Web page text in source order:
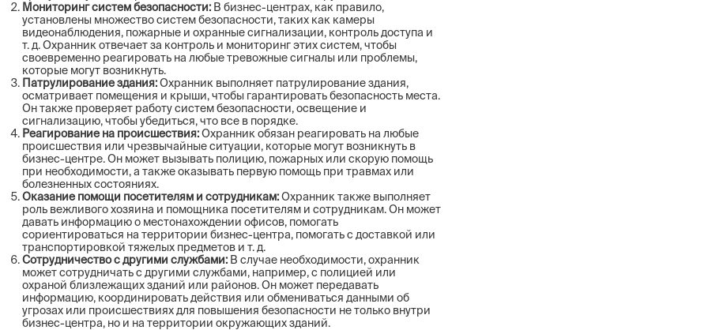
Мониторинг систем безопасности: В бизнес-центрах, как правило,
установлены множество систем безопасности, таких как камеры
видеонаблюдения, пожарные и охранные сигнализации, контроль доступа и
т. д. Охранник отвечает за контроль и мониторинг этих систем, чтобы
своевременно реагировать на любые тревожные сигналы или проблемы,
которые могут возникнуть.
Патрулирование здания:Охранник выполняет патрулирование здания,
осматривает помещения и крыши, чтобы гарантировать безопасность места.
Он также проверяет работу систем безопасности, освещение и
сигнализацию, чтобы убедиться, что все в порядке.
Реагирование на происшествия:Охранник обязан реагировать на любые
происшествия или чрезвычайные ситуации, которые могут возникнуть в
бизнес-центре. Он может вызывать полицию, пожарных или скорую помощь
при необходимости, а также оказывать первую помощь при травмах или
болезненных состояниях.
Оказание помощи посетителям и сотрудникам:Охранник также выполняет
роль вежливого хозяина и помощника посетителям и сотрудникам. Он может
давать информацию о местонахождении офисов, помогать
сориентироваться на территории бизнес-центра, помогать с доставкой или
транспортировкой тяжелых предметов и т. д.
Сотрудничество с другими службами: В случае необходимости, охранник
может сотрудничать с другими службами, например, с полицией или
охраной близлежащих зданий или районов. Он может передавать
информацию, координировать действия или обмениваться данными об
угрозах или происшествиях для повышения безопасности не только внутри
бизнес-центра, но и на территории окружающих зданий.